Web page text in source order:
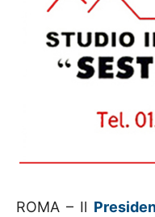
ROMA – Il